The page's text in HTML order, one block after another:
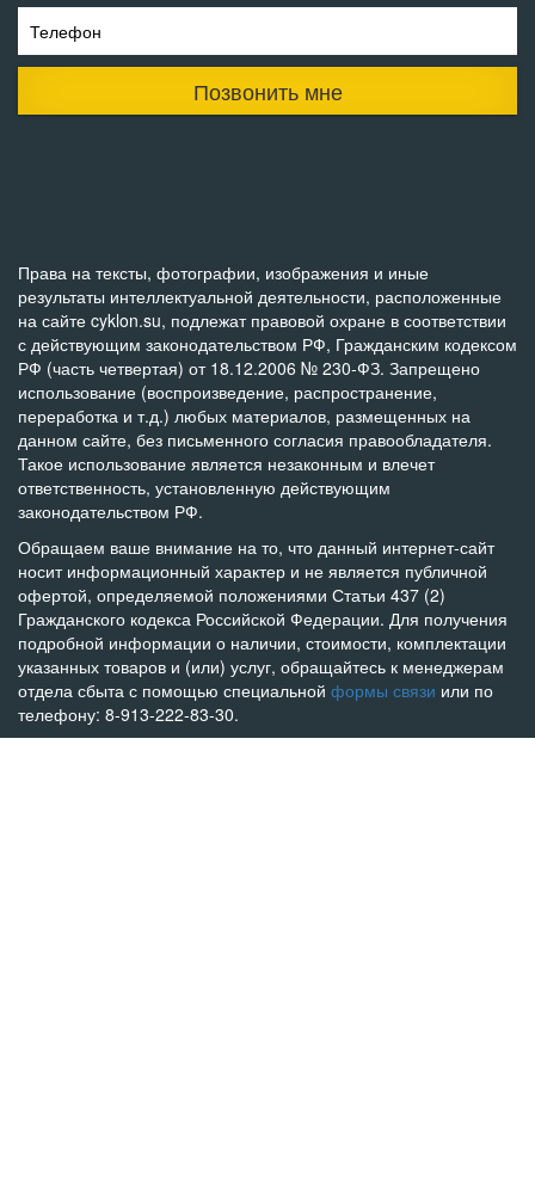
Телефон
Позвонить мне
Права на тексты, фотографии, изображения и иные
результаты интеллектуальной деятельности, расположенные
на сайте cyklon.su, подлежат правовой охране в соответствии
с действующим законодательством РФ, Гражданским кодексом
РФ (часть четвертая) от 18.12.2006 № 230-ФЗ. Запрещено
использование (воспроизведение, распространение,
переработка и т.д.) любых материалов, размещенных на
данном сайте, без письменного согласия правообладателя.
Такое использование является незаконным и влечет
ответственность, установленную действующим
законодательством РФ.
Обращаем ваше внимание на то, что данный интернет-сайт
носит информационный характер и не является публичной
офертой, определяемой положениями Статьи 437 (2)
Гражданского кодекса Российской Федерации. Для получения
подробной информации о наличии, стоимости, комплектации
указанных товаров и (или) услуг, обращайтесь к менеджерам
отдела сбыта с помощью специальной формы связи или по
телефону: 8-913-222-83-30.